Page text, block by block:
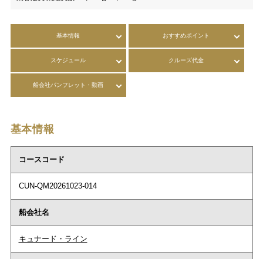
基本情報 おすすめポイント
スケジュール クルーズ代金
船会社パンフレット・動画
基本情報
コースコード
CUN-QM20261023-014
船会社名
キュナード・ライン